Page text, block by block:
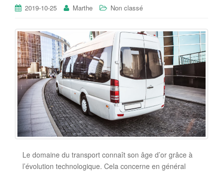
n
2019-10-25 Marthe Non classé
Le domaine du transport connaît son âge d’or grâce à
l’évolution technologique. Cela concerne en général